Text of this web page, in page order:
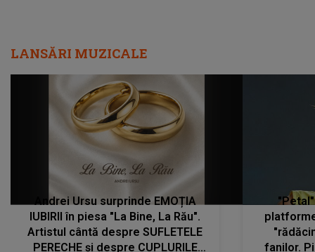
LANSĂRI MUZICALE
Andrei Ursu surprinde EMOȚIA
IUBIRII în piesa "La Bine, La Rău".
Artistul cântă despre SUFLETELE
PERECHE și despre CUPLURILE
fanilor.